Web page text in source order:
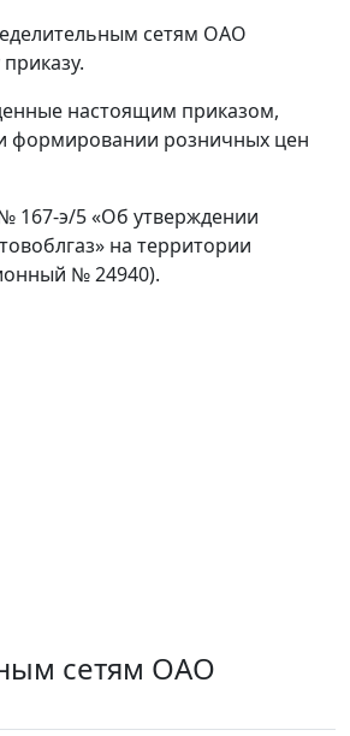
сетям ОАО
настоящим приказом,
формировании розничных цен
167-э/5 «Об утверждении
на территории
№ 24940).
сетям ОАО